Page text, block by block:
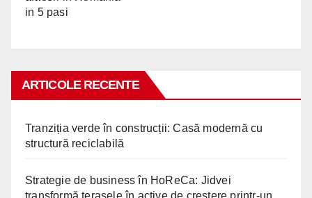
ARTICOLE RECENTE
Tranziția verde în construcții: Casă modernă cu
structură reciclabilă
Strategie de business în HoReCa: Jidvei
transformă terasele în active de creștere printr-un